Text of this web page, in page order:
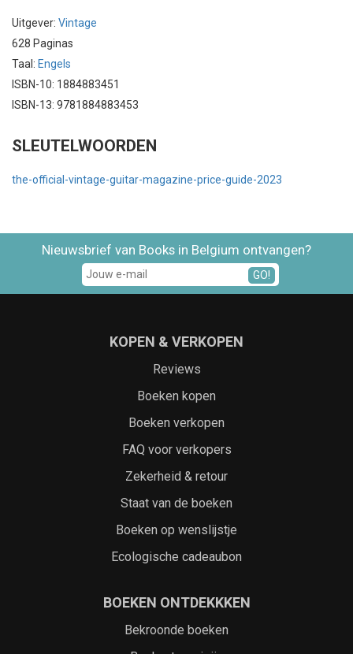
Uitgever: Vintage
628 Paginas
Taal: Engels
ISBN-10: 1884883451
ISBN-13: 9781884883453
SLEUTELWOORDEN
the-official-vintage-guitar-magazine-price-guide-2023
Nieuwsbrief van Books in Belgium ontvangen?
GO!
KOPEN & VERKOPEN
Reviews
Boeken kopen
Boeken verkopen
FAQ voor verkopers
Zekerheid & retour
Staat van de boeken
Boeken op wenslijstje
Ecologische cadeaubon
BOEKEN ONTDEKKKEN
Bekroonde boeken